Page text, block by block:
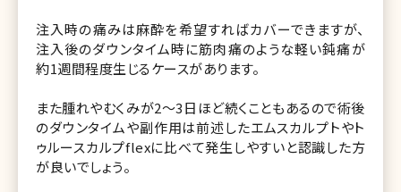
注入時の痛みは麻酔を希望すればカバーできますが、
注入後のダウンタイム時に筋肉痛のような軽い鈍痛が
約1週間程度生じるケースがあります。
また腫れやむくみが2〜3日ほど続くこともあるので術後
のダウンタイムや副作用は前述したエムスカルプトやト
ゥルースカルプflexに比べて発生しやすいと認識した方
が良いでしょう。